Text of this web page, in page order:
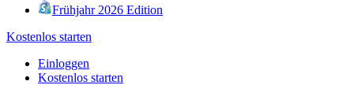
Frühjahr 2026 Edition
Kostenlos starten
Einloggen
Kostenlos starten